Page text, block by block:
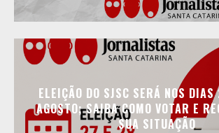
ELEIÇÃO DO SJSC SERÁ NOS
AGOSTO; SAIBA COMO VOTAR E
SUA SITUAÇÃO